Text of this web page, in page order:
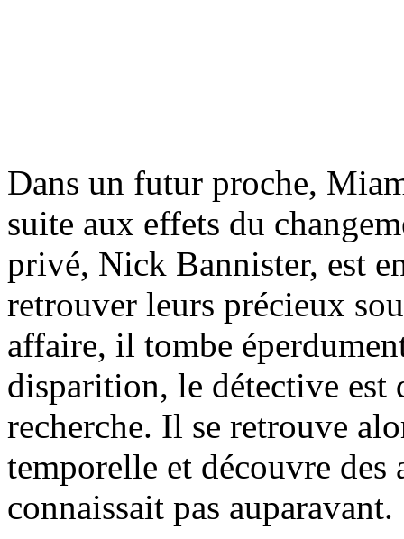
Dans un futur proche,
suite aux effets du
privé, Nick Bannister, est
retrouver leurs précieux
affaire, il tombe
disparition, le détective est
recherche. Il se retrouve
temporelle et découvre des
connaissait pas auparavant.